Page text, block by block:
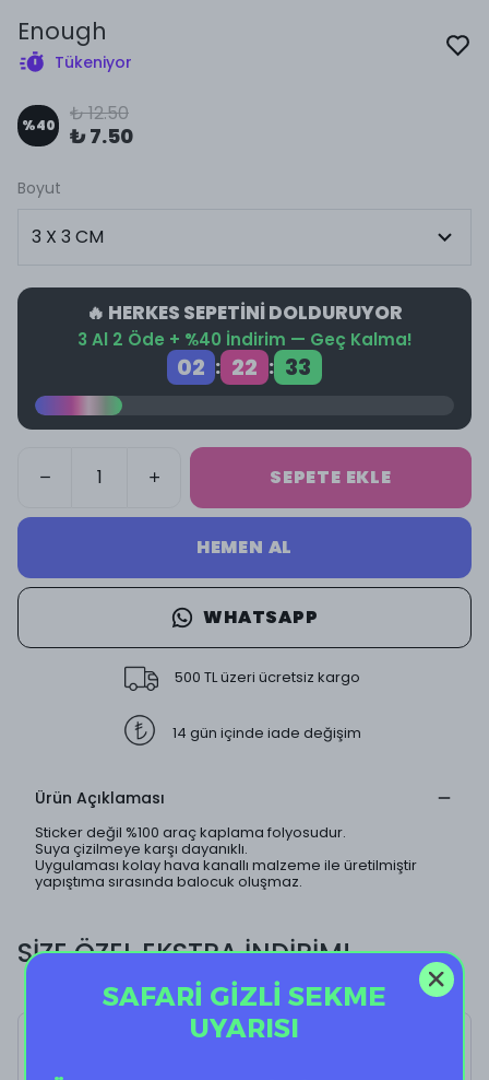
Enough
Tükeniyor
%40 ₺ 12.50
₺ 7.50
Boyut
🔥 HERKES SEPETİNİ DOLDURUYOR
3 Al 2 Öde + %40 İndirim — Geç Kalma!
02 : 22 : 33
SEPETE EKLE
HEMEN AL
WHATSAPP
500 TL üzeri ücretsiz kargo
14 gün içinde iade değişim
Ürün Açıklaması
Sticker değil %100 araç kaplama folyosudur.
Suya çizilmeye karşı dayanıklı.
Uygulaması kolay hava kanallı malzeme ile üretilmiştir
yapıştıma sırasında balocuk oluşmaz.
SİZE ÖZEL EKSTRA İNDİRİM!
SAFARİ GİZLİ SEKME
UYARISI